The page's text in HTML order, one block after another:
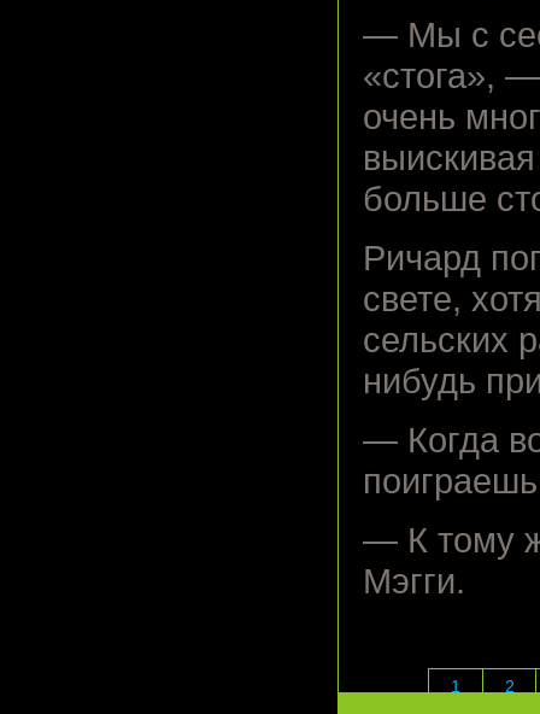
— Мы с
«стога»,
очень
больше
Ричард
свете,
сельских
нибудь
— Когда
— К тому
Мэгги.
1 2